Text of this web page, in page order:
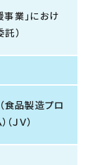
業」におけ
）
食品製造プロ
ＪＶ）